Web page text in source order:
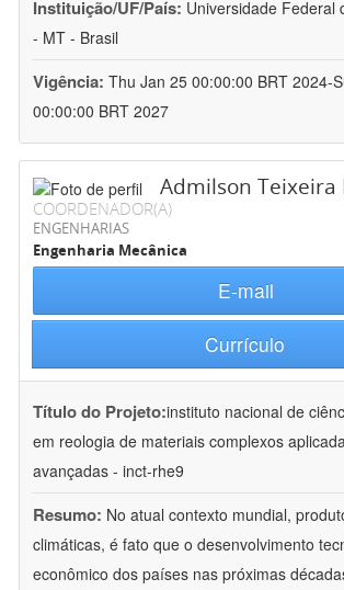
Instituição/UF/País: Universidade Federal
- MT - Brasil
Vigência: Thu Jan 25 00:00:00 BRT 2024-
00:00:00 BRT 2027
Admilson Teixeira
COORDENADOR(A)
ENGENHARIAS
Engenharia Mecânica
E-mail
Currículo
Título do Projeto:instituto nacional de
em reologia de materiais complexos
avançadas - inct-rhe9
Resumo: No atual contexto mundial,
climáticas, é fato que o desenvolvimento
econômico dos países nas próximas